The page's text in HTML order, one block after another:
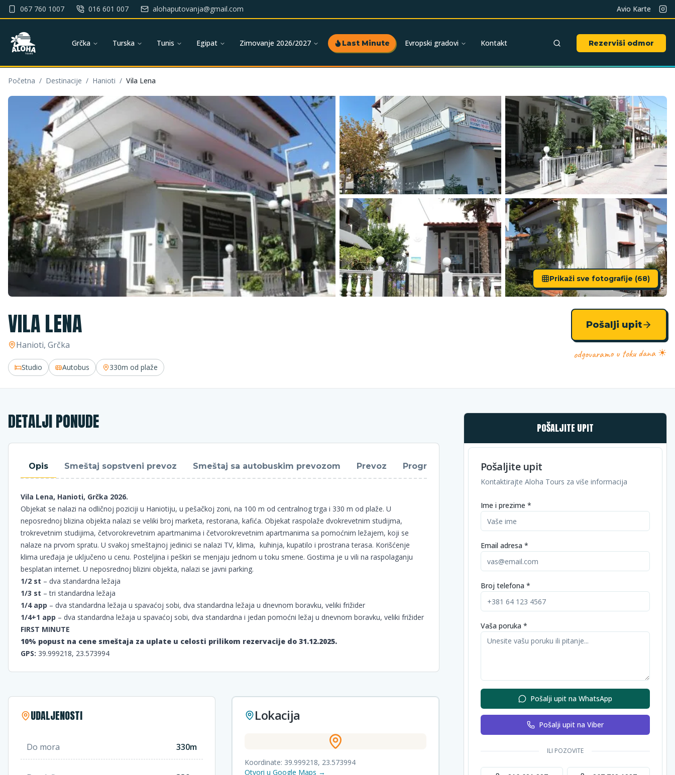
067 760 1007 016 601 007 alohaputovanja@gmail.com Avio Karte
Grčka Turska Tunis Egipat Zimovanje 2026/2027 Last Minute Evropski gradovi Kontakt Rezerviši odmor
Početna / Destinacije / Hanioti / Vila Lena
Prikaži sve fotografije (68)
VILA LENA
Hanioti, Grčka
Studio Autobus 330m od plaže
Pošalji upit
odgovaramo u toku dana ☀
DETALJI PONUDE
Opis Smeštaj sopstveni prevoz Smeštaj sa autobuskim prevozom Prevoz Program Napomene
Vila Lena, Hanioti, Grčka 2026.
Objekat se nalazi na odličnoj poziciji u Haniotiju, u pešačkoj zoni, na 100 m od centralnog trga i 330 m od plaže. U
neposrednoj blizina objekta nalazi se veliki broj marketa, restorana, kafića. Objekat raspolaže dvokrevetnim studijma,
trokrevetnim studijima, četvorokrevetnim apartmanima i četvorokrevetnim apartmanima sa pomoćnim ležajem, koji se
nalaze na prvom spratu. U svakoj smeštajnoj jedinici se nalazi TV, klima, kuhinja, kupatilo i prostrana terasa. Korišćenje
klima uređaja je uključeno u cenu. Posteljina i peškiri se menjaju jednom u toku smene. Gostima je u vili na raspolaganju
besplatan internet. U neposrednoj blizini objekta, nalazi se javni parking.
1/2 st – dva standardna ležaja
1/3 st – tri standardna ležaja
1/4 app – dva standardna ležaja u spavaćoj sobi, dva standardna ležaja u dnevnom boravku, veliki frižider
1/4+1 app – dva standardna ležaja u spavaćoj sobi, dva standardna i jedan pomoćni ležaj u dnevnom boravku, veliki frižider
FIRST MINUTE
10% popust na cene smeštaja za uplate u celosti prilikom rezervacije do 31.12.2025.
GPS: 39.999218, 23.573994
UDALJENOSTI
Do mora 330m
Lokacija
Koordinate: 39.999218, 23.573994
Otvori u Google Maps →
POŠALJITE UPIT
Pošaljite upit
Kontaktirajte Aloha Tours za više informacija
Ime i prezime *
Email adresa *
Broj telefona *
Vaša poruka *
Pošalji upit na WhatsApp
Pošalji upit na Viber
ILI POZOVITE